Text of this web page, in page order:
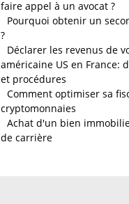
faire appel à un avocat ?
Pourquoi obtenir un
?
Déclarer les revenus de
américaine US en France:
et procédures
Comment optimiser sa
cryptomonnaies
Achat d'un bien
de carrière